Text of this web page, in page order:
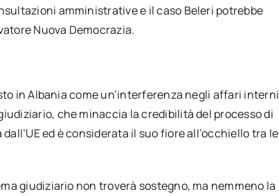
amministrative e il caso Beleri potrebbe
Nuova Democrazia.
in Albania come un’interferenza negli affari interni
che minaccia la credibilità del processo di
ed è considerata il suo fiore all’occhiello tra le
giudiziario non troverà sostegno, ma nemmeno la